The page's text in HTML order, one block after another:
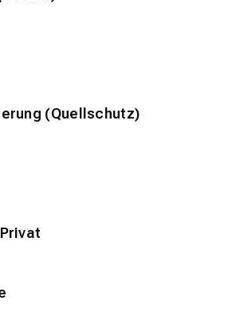
(Quellschutz)